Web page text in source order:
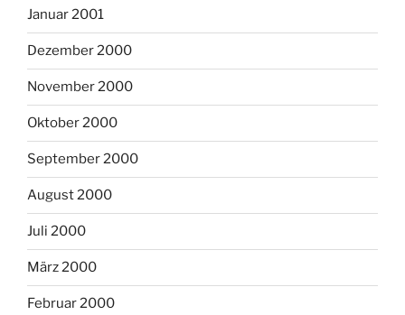
Januar 2001
Dezember 2000
November 2000
Oktober 2000
September 2000
August 2000
Juli 2000
März 2000
Februar 2000